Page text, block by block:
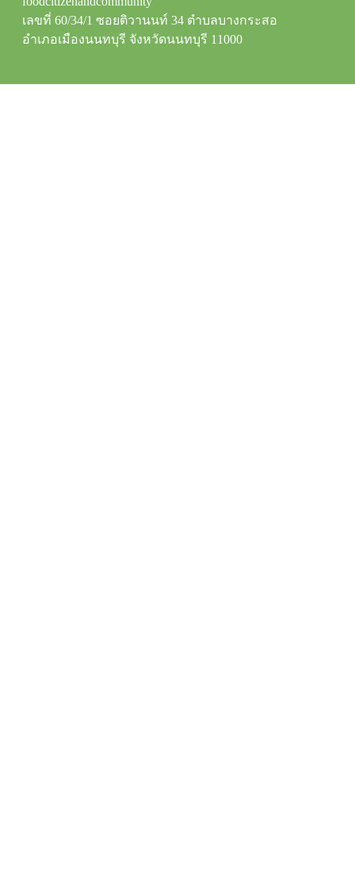
เลขที่ 60/34/1 ซอยติวานนท์ 34 ตำบลบางกระสอ
อำเภอเมืองนนทบุรี จังหวัดนนทบุรี 11000